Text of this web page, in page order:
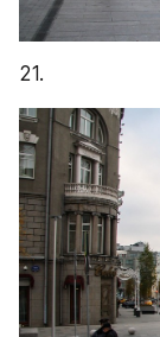
21.